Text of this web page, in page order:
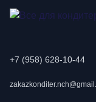
+7 (958) 628-10-44